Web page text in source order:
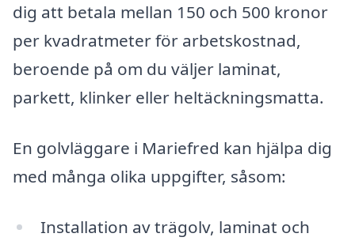
dig att betala mellan 150 och 500 kronor
per kvadratmeter för arbetskostnad,
beroende på om du väljer laminat,
parkett, klinker eller heltäckningsmatta.
En golvläggare i Mariefred kan hjälpa dig
med många olika uppgifter, såsom:
Installation av trägolv, laminat och